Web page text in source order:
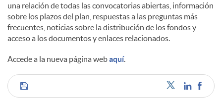
una relación de todas las convocatorias abiertas, información
sobre los plazos del plan, respuestas a las preguntas más
frecuentes, noticias sobre la distribución de los fondos y
acceso a los documentos y enlaces relacionados.
Accede a la nueva página webaquí.
C